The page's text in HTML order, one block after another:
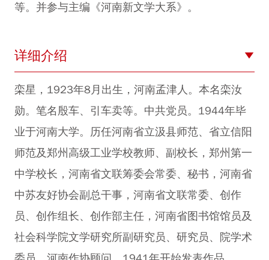
等。并参与主编《河南新文学大系》。
详细介绍
栾星，1923年8月出生，河南孟津人。本名栾汝
勋。笔名殷车、引车卖等。中共党员。1944年毕
业于河南大学。历任河南省立汲县师范、省立信阳
师范及郑州高级工业学校教师、副校长，郑州第一
中学校长，河南省文联筹委会常委、秘书，河南省
中苏友好协会副总干事，河南省文联常委、创作
员、创作组长、创作部主任，河南省图书馆馆员及
社会科学院文学研究所副研究员、研究员、院学术